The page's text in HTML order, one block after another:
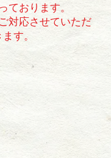
ております。
対応させていただ
ます。